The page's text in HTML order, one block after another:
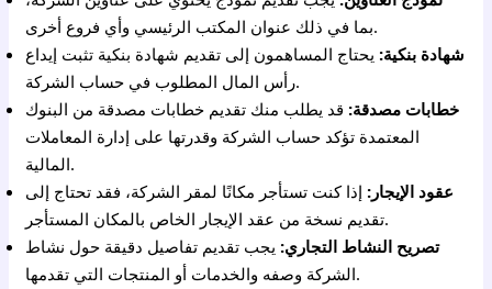
بما في ذلك عنوان المكتب الرئيسي وأي فروع أخرى.
شهادة بنكية: يحتاج المساهمون إلى تقديم شهادة بنكية تثبت إيداع
رأس المال المطلوب في حساب الشركة.
خطابات مصدقة: قد يطلب منك تقديم خطابات مصدقة من البنوك
المعتمدة تؤكد حساب الشركة وقدرتها على إدارة المعاملات
المالية.
عقود الإيجار: إذا كنت تستأجر مكانًا لمقر الشركة، فقد تحتاج إلى
تقديم نسخة من عقد الإيجار الخاص بالمكان المستأجر.
تصريح النشاط التجاري: يجب تقديم تفاصيل دقيقة حول نشاط
الشركة وصفه والخدمات أو المنتجات التي تقدمها.